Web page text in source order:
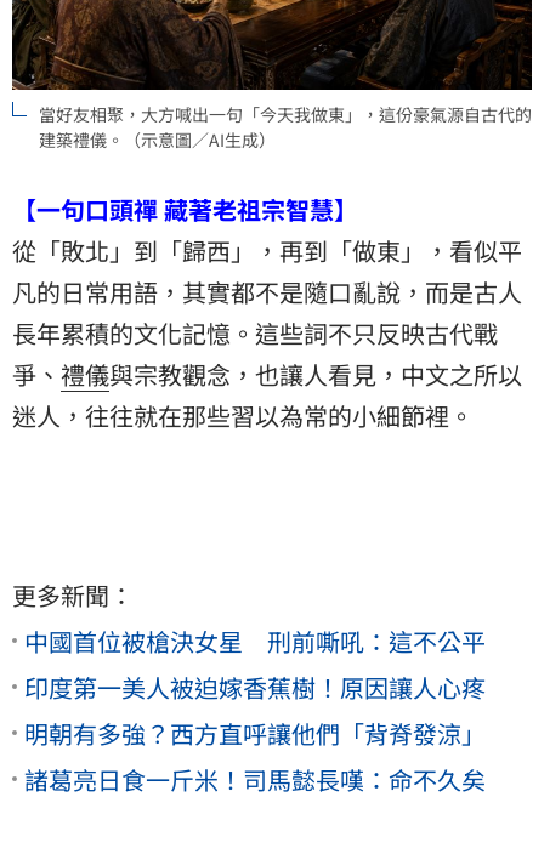
當好友相聚，大方喊出一句「今天我做東」，這份豪氣源自古代的
建築禮儀。（示意圖／AI生成）
【一句口頭禪 藏著老祖宗智慧】
從「敗北」到「歸西」，再到「做東」，看似平
凡的日常用語，其實都不是隨口亂說，而是古人
長年累積的文化記憶。這些詞不只反映古代戰
爭、 禮儀與宗教觀念，也讓人看見，中文之所以
迷人，往往就在那些習以為常的小細節裡。
更多新聞：
中國首位被槍決女星 刑前嘶吼：這不公平
印度第一美人被迫嫁香蕉樹！原因讓人心疼
明朝有多強？西方直呼讓他們「背脊發涼」
諸葛亮日食一斤米！司馬懿長嘆：命不久矣